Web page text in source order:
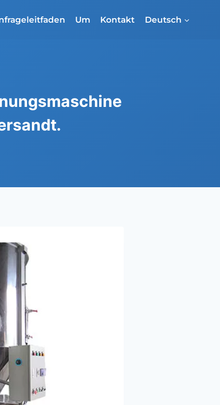
Um Kontakt Deutsch